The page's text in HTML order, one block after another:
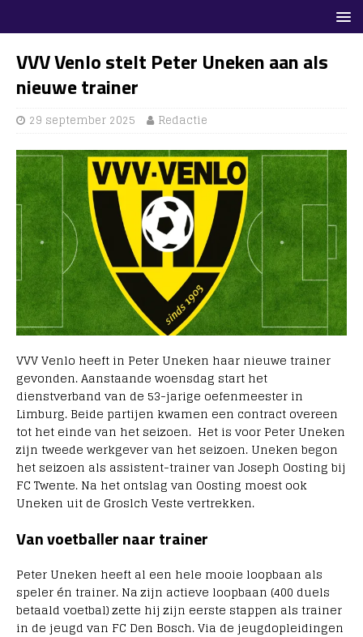
VVV Venlo stelt Peter Uneken aan als
nieuwe trainer
29 september 2025 Redactie
VVV Venlo heeft in Peter Uneken haar nieuwe trainer
gevonden. Aanstaande woensdag start het
dienstverband van de 53-jarige oefenmeester in
Limburg. Beide partijen kwamen een contract overeen
tot het einde van het seizoen. Het is voor Peter Uneken
zijn tweede werkgever van het seizoen. Uneken begon
het seizoen als assistent-trainer van Joseph Oosting bij
FC Twente. Na het ontslag van Oosting moest ook
Uneken uit de Groslch Veste vertrekken.
Van voetballer naar trainer
Peter Uneken heeft al een hele mooie loopbaan als
speler én trainer. Na zijn actieve loopbaan (400 duels
betaald voetbal) zette hij zijn eerste stappen als trainer
in de jeugd van FC Den Bosch. Via de jeugdopleidingen